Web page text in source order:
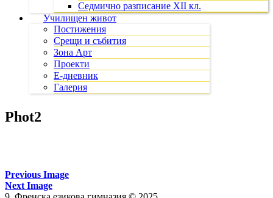
Седмично разписание XII кл.
Училищен живот
Постижения
Срещи и събития
Зона Арт
Проекти
Е-дневник
Галерия
Phot2
Previous Image
Next Image